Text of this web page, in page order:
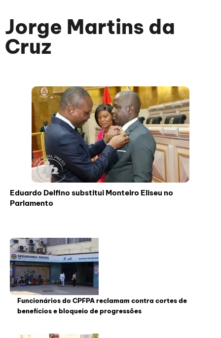
Jorge Martins da
Cruz
Eduardo Delfino substitui Monteiro Eliseu no
Parlamento
Funcionários do CPFPA reclamam contra cortes de
benefícios e bloqueio de progressões